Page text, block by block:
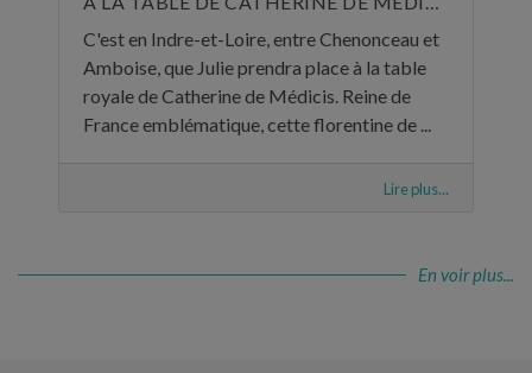
C'est en Indre-et-Loire, entre Chenonceau et
Amboise, que Julie prendra place à la table
royale de Catherine de Médicis. Reine de
France emblématique, cette florentine de ...
Lire plus...
En voir plus...